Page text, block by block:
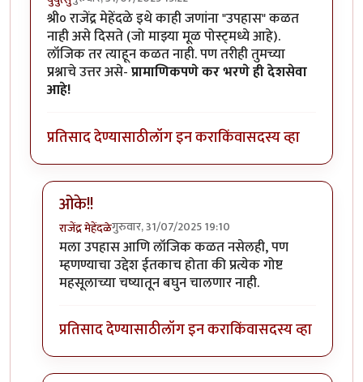
श्री० राजेंद्र मेहेंदळे इथे काही जणांना "उपहास" कळत
नाही असे दिसते (जो माझ्या मूळ पोस्ट्मध्ये आहे).
लॉजिक तर त्याहून कळत नाही. पण तरीही तुमच्या
प्रश्नाचे उत्तर असे-प्रामाणिकपणे कर भरणे ही देशसेवा
आहे!
प्रतिसाद देण्यासाठीलॉग इन कराकिंवासदस्य व्हा
ओके!!
राजेंद्र मेहेंदळेगुरुवार, 31/07/2025 19:10
In reply toश्री० राजेंद्र मेहेंदळेbyयुयुत्सु
मला उपहास आणि लॉजिक कळत नसेलही, पण
म्हणण्याचा उद्देश ईतकाच होता की प्रत्येक गोष्ट
महसूलाच्या चष्यातून बघुन चालणार नाही.
प्रतिसाद देण्यासाठीलॉग इन कराकिंवासदस्य व्हा